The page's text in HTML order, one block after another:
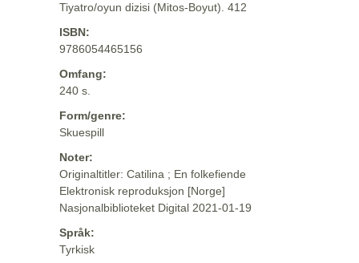
Tiyatro/oyun dizisi (Mitos-Boyut). 412
ISBN:
9786054465156
Omfang:
240 s.
Form/genre:
Skuespill
Noter:
Originaltitler: Catilina ; En folkefiende
Elektronisk reproduksjon [Norge]
Nasjonalbiblioteket Digital 2021-01-19
Språk:
Tyrkisk